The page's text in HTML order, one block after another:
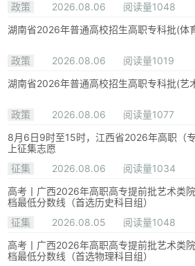
政策
2026.08.06
阅读量1048
湖南省2026年普通高校招生高职专科批(体
政策 2026.08.06
阅读量1019
湖南省2026年普通高校招生高职专科批(艺
政策 2026.08.06
阅读量1077
8月6日9时至15时，江西省2026年高职（
上征集志愿
征集
2026.08.06
阅读量1034
高考丨广西2026年高职高专提前批艺术类
档最低分数线（首选历史科目组）
征集
2026.08.05
阅读量1048
高考丨广西2026年高职高专提前批艺术类
档最低分数线（首选物理科目组）